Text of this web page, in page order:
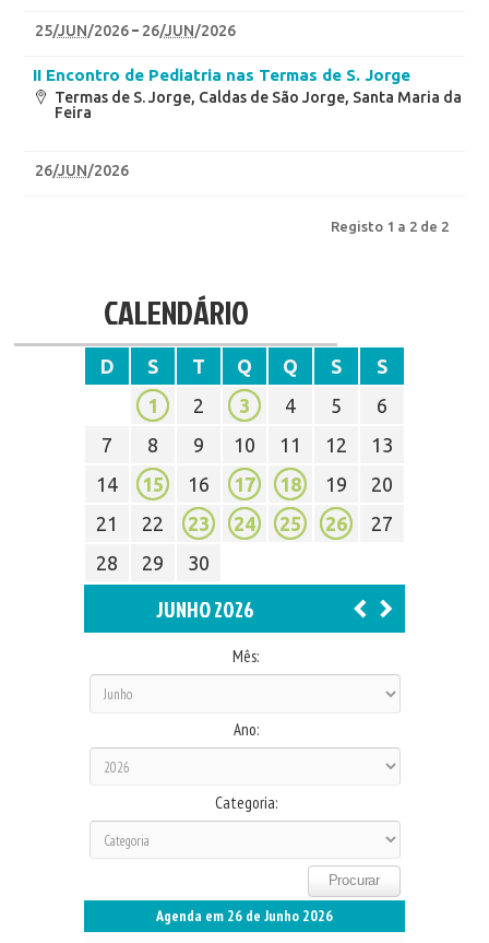
25/JUN/2026 26/JUN/2026
II Encontro de Pediatria nas Termas de S. Jorge
Termas de S. Jorge, Caldas de São Jorge, Santa Maria da
Feira
26/JUN/2026
Registo 1 a 2 de 2
CALENDÁRIO
D S T Q Q S
S
1
2 3 4 5
6
7
8 9 10 11 12
13
14
15 16 17 18 19
20
21
22 23 24 25 26
27
28
29 30
JUNHO 2026
Mês:
Ano:
Categoria:
Agenda em 26 de Junho 2026